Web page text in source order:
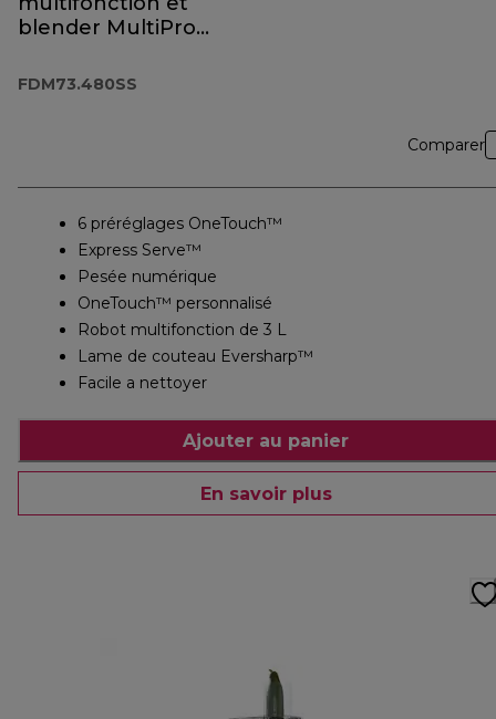
blender MultiPro
FDM73.480SS
FDM73.480SS
Comparer
6 préréglages OneTouch™
Express Serve™
Pesée numérique
OneTouch™ personnalisé
Robot multifonction de 3 L
Lame de couteau Eversharp™
Facile a nettoyer
Ajouter au panier
En savoir plus